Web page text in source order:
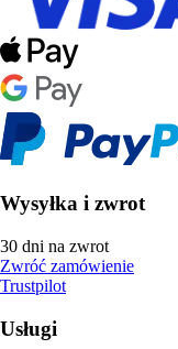
Wysyłka i zwrot
30 dni na zwrot
Zwróć zamówienie
Trustpilot
Usługi